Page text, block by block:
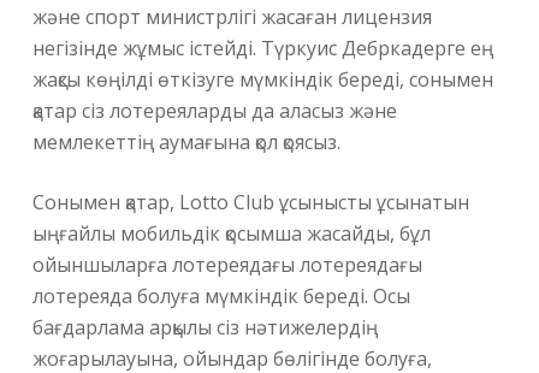
және спорт министрлігі жасаған лицензия
негізінде жұмыс істейді. Түркуис Дебркадерге ең
жақсы көңілді өткізуге мүмкіндік береді, сонымен
қатар сіз лотереяларды да аласыз және
мемлекеттің аумағына қол қоясыз.
Сонымен қатар, Lotto Club ұсынысты ұсынатын
ыңғайлы мобильдік қосымша жасайды, бұл
ойыншыларға лотереядағы лотереядағы
лотереяда болуға мүмкіндік береді. Осы
бағдарлама арқылы сіз нәтижелердің
жоғарылауына, ойындар бөлігінде болуға,